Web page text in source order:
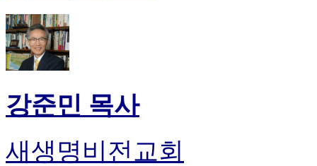
강준민 목사
새생명비전교회